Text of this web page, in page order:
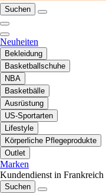
Suchen
Neuheiten
Bekleidung
Basketballschuhe
NBA
Basketbälle
Ausrüstung
US-Sportarten
Lifestyle
Körperliche Pflegeprodukte
Outlet
Marken
Kundendienst in Frankreich
Suchen